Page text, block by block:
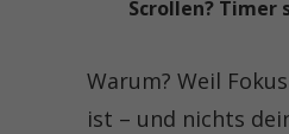
Scrollen? Timer
Warum? Weil
ist – und nichts